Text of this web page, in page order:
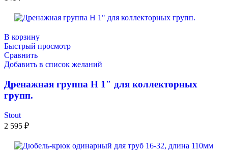
В корзину
Быстрый просмотр
Сравнить
Добавить в список желаний
Дренажная группа Н 1″ для коллекторных
групп.
Stout
2 595 ₽